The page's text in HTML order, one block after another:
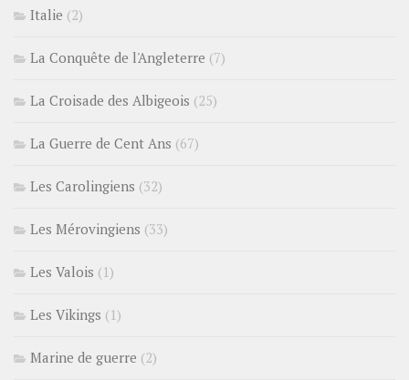
Italie (2)
La Conquête de l'Angleterre (7)
La Croisade des Albigeois (25)
La Guerre de Cent Ans (67)
Les Carolingiens (32)
Les Mérovingiens (33)
Les Valois (1)
Les Vikings (1)
Marine de guerre (2)